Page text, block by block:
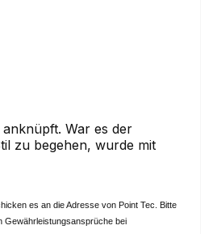
War es der
zu begehen, wurde mit
es an die Adresse von Point Tec. Bitte
Gewährleistungsansprüche bei